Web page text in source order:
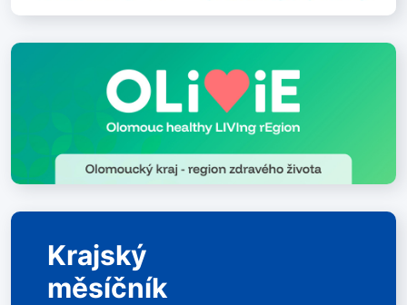
Krajský
měsíčník